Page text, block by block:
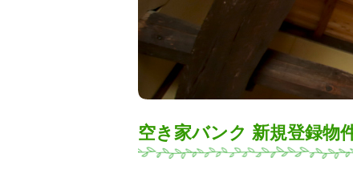
空き家バンク 新規登録物